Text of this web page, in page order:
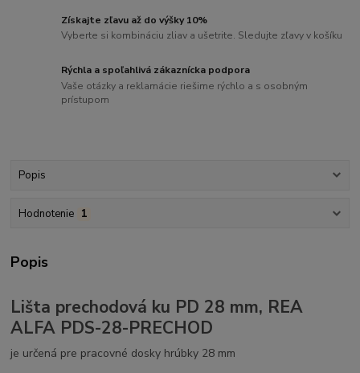
Získajte zľavu až do výšky 10%
Vyberte si kombináciu zliav a ušetrite. Sledujte zľavy v košíku
Rýchla a spoľahlivá zákaznícka podpora
Vaše otázky a reklamácie riešime rýchlo a s osobným
prístupom
Popis
Hodnotenie 1
Popis
Lišta prechodová ku PD 28 mm, REA
ALFA PDS-28-PRECHOD
je určená pre pracovné dosky hrúbky 28 mm